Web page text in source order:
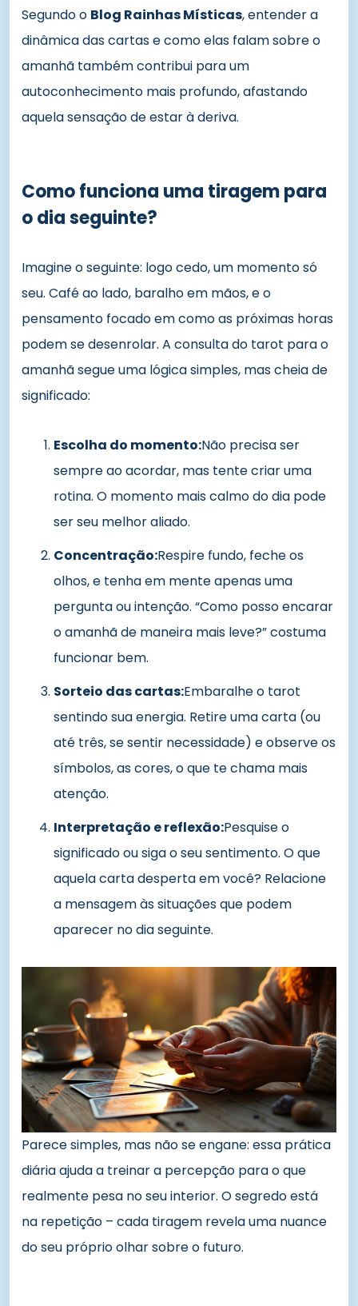
Segundo o Blog Rainhas Místicas, entender a
dinâmica das cartas e como elas falam sobre o
amanhã também contribui para um
autoconhecimento mais profundo, afastando
aquela sensação de estar à deriva.
Como funciona uma tiragem para
o dia seguinte?
Imagine o seguinte: logo cedo, um momento só
seu. Café ao lado, baralho em mãos, e o
pensamento focado em como as próximas horas
podem se desenrolar. A consulta do tarot para o
amanhã segue uma lógica simples, mas cheia de
significado:
Escolha do momento:Não precisa ser
sempre ao acordar, mas tente criar uma
rotina. O momento mais calmo do dia pode
ser seu melhor aliado.
Concentração:Respire fundo, feche os
olhos, e tenha em mente apenas uma
pergunta ou intenção. “Como posso encarar
o amanhã de maneira mais leve?” costuma
funcionar bem.
Sorteio das cartas:Embaralhe o tarot
sentindo sua energia. Retire uma carta (ou
até três, se sentir necessidade) e observe os
símbolos, as cores, o que te chama mais
atenção.
Interpretação e reflexão:Pesquise o
significado ou siga o seu sentimento. O que
aquela carta desperta em você? Relacione
a mensagem às situações que podem
aparecer no dia seguinte.
Parece simples, mas não se engane: essa prática
diária ajuda a treinar a percepção para o que
realmente pesa no seu interior. O segredo está
na repetição – cada tiragem revela uma nuance
do seu próprio olhar sobre o futuro.